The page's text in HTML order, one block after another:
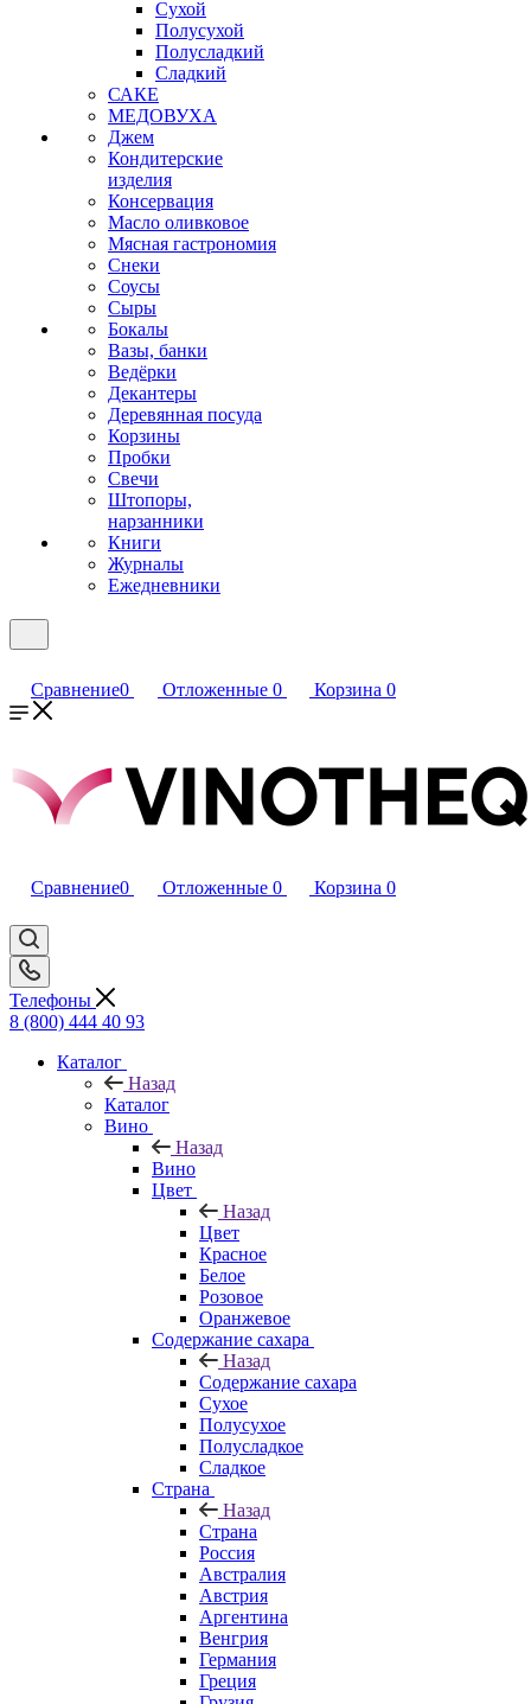
Сухой
Полусухой
Полусладкий
Сладкий
САКЕ
МЕДОВУХА
Джем
Кондитерские
изделия
Консервация
Масло оливковое
Мясная гастрономия
Снеки
Соусы
Сыры
Бокалы
Вазы, банки
Ведёрки
Декантеры
Деревянная посуда
Корзины
Пробки
Свечи
Штопоры,
нарзанники
Книги
Журналы
Ежедневники
Сравнение0 Отложенные 0 Корзина 0
Сравнение0 Отложенные 0 Корзина 0
Телефоны
8 (800) 444 40 93
Каталог
Назад
Каталог
Вино
Назад
Вино
Цвет
Назад
Цвет
Красное
Белое
Розовое
Оранжевое
Содержание сахара
Назад
Содержание сахара
Сухое
Полусухое
Полусладкое
Сладкое
Страна
Назад
Страна
Россия
Австралия
Австрия
Аргентина
Венгрия
Германия
Греция